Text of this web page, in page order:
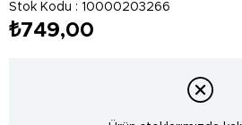
Stok Kodu
10000203266
₺749,00